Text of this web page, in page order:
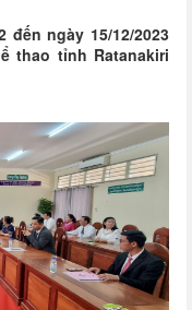
ngày 15/12/2023
thao tỉnh Ratanakiri